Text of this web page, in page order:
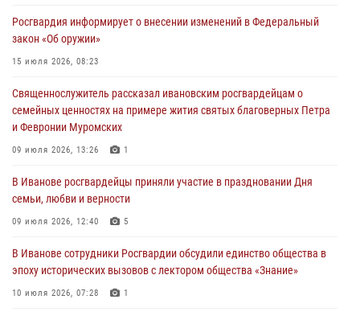
Мероприятия в рамках акции «Каникулы с Росгвардией»
продолжаются в Ивановской области
31 июля 2026, 11:08
В Ивановской области при содействии Росгвардии задержаны
подозреваемые в серии автомобильных краж
30 июля 2026, 12:41
празднования Дня Крещения Руси
Росгвардия информирует о внесении изменений в Федеральный
закон «Об оружии»
15 июля 2026, 08:23
Священнослужитель рассказал ивановским росгвардейцам о
семейных ценностях на примере жития святых благоверных Петра
и Февронии Муромских
09 июля 2026, 13:26 1
В Иванове росгвардейцы приняли участие в праздновании Дня
семьи, любви и верности
09 июля 2026, 12:40 5
В Иванове сотрудники Росгвардии обсудили единство общества в
эпоху исторических вызовов с лектором общества «Знание»
10 июля 2026, 07:28 1